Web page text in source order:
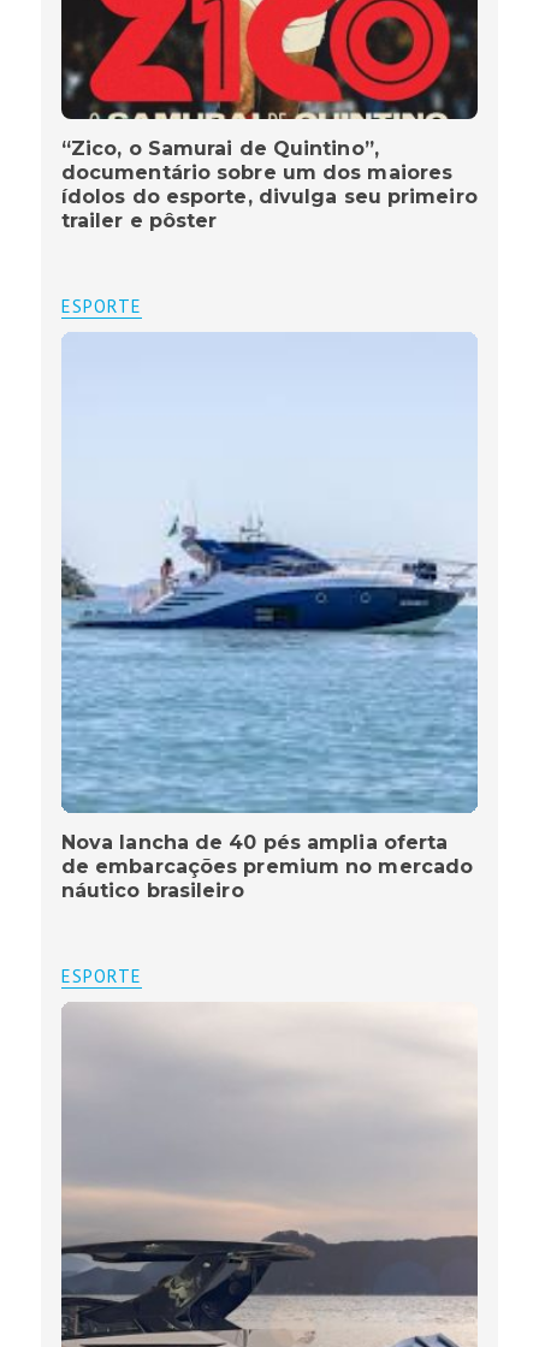
“Zico, o Samurai de Quintino”,
documentário sobre um dos maiores
ídolos do esporte, divulga seu primeiro
trailer e pôster
ESPORTE
Nova lancha de 40 pés amplia oferta
de embarcações premium no mercado
náutico brasileiro
ESPORTE